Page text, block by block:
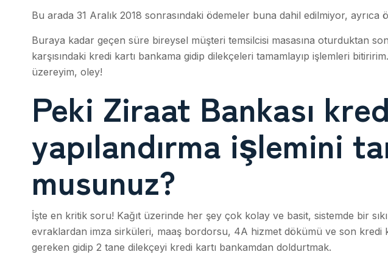
Bu arada 31 Aralık 2018 sonrasındaki ödemeler buna dahil edilmiyor, ayrıca
Buraya kadar geçen süre bireysel müşteri temsilcisi masasına oturduktan
karşısındaki kredi kartı bankama gidip dilekçeleri tamamlayıp işlemleri
üzereyim, oley!
Peki Ziraat Bankası
yapılandırma işlemini
musunuz?
İşte en kritik soru! Kağıt üzerinde her şey çok kolay ve basit, sistemde bir
evraklardan imza sirküleri, maaş bordorsu, 4A hizmet dökümü ve son kredi
gereken gidip 2 tane dilekçeyi kredi kartı bankamdan doldurtmak.